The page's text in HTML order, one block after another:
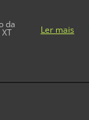
da Ler mais